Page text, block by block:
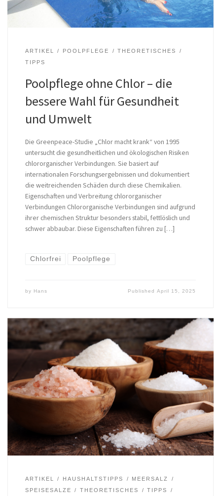
ARTIKEL POOLPFLEGE
THEORETISCHES
TIPPS
Poolpflege ohne Chlor – die
bessere Wahl für Gesundheit
und Umwelt
Die Greenpeace-Studie „Chlor macht krank“ von 1995
untersucht die gesundheitlichen und ökologischen Risiken
chlororganischer Verbindungen. Sie basiert auf
internationalen Forschungsergebnissen und dokumentiert
die weitreichenden Schäden durch diese Chemikalien.
Eigenschaften und Verbreitung chlororganischer
Verbindungen Chlororganische Verbindungen sind aufgrund
ihrer chemischen Struktur besonders stabil, fettlöslich und
schwer abbaubar. Diese Eigenschaften führen zu […]
Chlorfrei Poolpflege
by Hans PublishedApril 15, 2025
ARTIKEL HAUSHALTSTIPPS
MEERSALZ
SPEISESALZE
THEORETISCHES
TIPPS